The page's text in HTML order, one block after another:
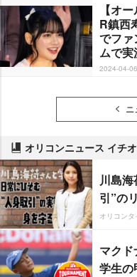
【オ
R鎮西
でフ
ムで実
2024-04-06
ニ
オリコンニュース イチ
川島
引”の
オリコン
マク
学生の